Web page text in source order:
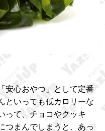
安心おやつ」として定番
といっても低カロリーな
って、チョコやクッキ
つまんでしまうと、あっ